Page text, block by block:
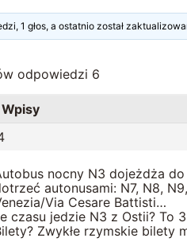
1 głos, a ostatnio został
odpowiedzi 6
Wpisy
nocny N3 dojeżdża
autonusami: N7, N8,
Via Cesare Battisti…
czasu jedzie N3 z Ostii? To
Zwykłe rzymskie bilety